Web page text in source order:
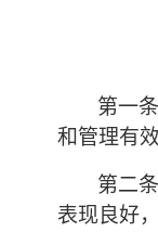
第一
和管理有
第二
表现良好